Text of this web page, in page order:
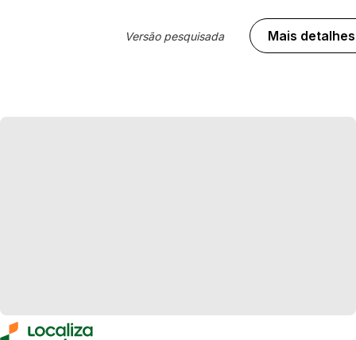
Versão pesquisada Mais detalhes